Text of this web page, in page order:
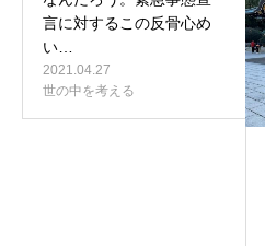
言に対するこの反骨心め
い…
2021.04.27
世の中を考える